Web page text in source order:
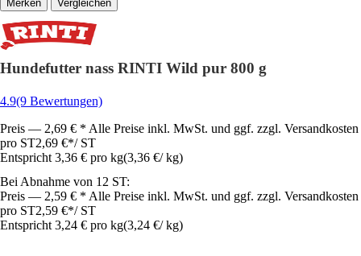
Vergleichen
Hundefutter nass RINTI Wild pur 800 g
4.9(9 Bewertungen)
Preis — 2,69 € * Alle Preise inkl. MwSt. und ggf. zzgl. Versandkosten
pro ST2,69 €*/ ST
Entspricht 3,36 € pro kg(3,36 €/ kg)
Bei Abnahme von 12 ST:
Preis — 2,59 € * Alle Preise inkl. MwSt. und ggf. zzgl. Versandkosten
pro ST2,59 €*/ ST
Entspricht 3,24 € pro kg(3,24 €/ kg)